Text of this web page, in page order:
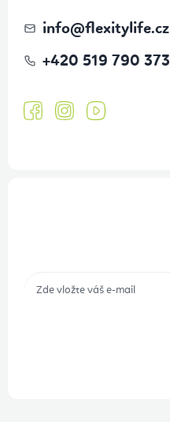
info@flexitylife.cz
+420 519 790 373